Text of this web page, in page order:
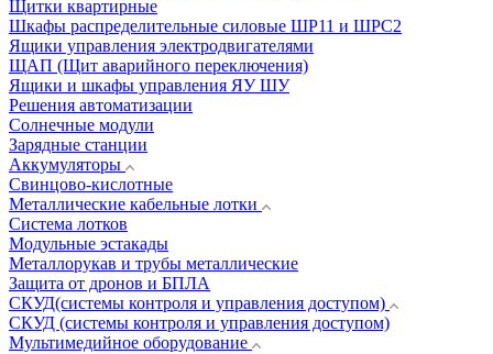
Щитки квартирные
Шкафы распределительные силовые ШР11 и ШРС2
Ящики управления электродвигателями
ЩАП (Щит аварийного переключения)
Ящики и шкафы управления ЯУ ШУ
Решения автоматизации
Солнечные модули
Зарядные станции
Аккумуляторы
Свинцово-кислотные
Металлические кабельные лотки
Система лотков
Модульные эстакады
Металлорукав и трубы металлические
Защита от дронов и БПЛА
СКУД(системы контроля и управления доступом)
СКУД (системы контроля и управления доступом)
Мультимедийное оборудование